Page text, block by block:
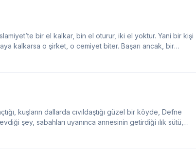
bir el kalkar, bin el oturur, iki el yoktur. Yani bir kişi
kalkarsa o şirket, o cemiyet biter. Başarı ancak, bir
kuşların dallarda cıvıldaştığı güzel bir köyde, Defne
şey, sabahları uyanınca annesinin getirdiği ılık sütü,